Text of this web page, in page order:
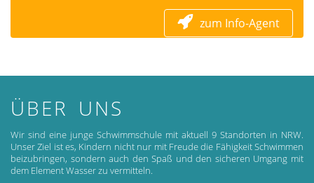
zum Info-Agent
ÜBER UNS
Wir sind eine junge Schwimmschule mit aktuell 9 Standorten in NRW.
Unser Ziel ist es, Kindern nicht nur mit Freude die Fähigkeit Schwimmen
beizubringen, sondern auch den Spaß und den sicheren Umgang mit
dem Element Wasser zu vermitteln.